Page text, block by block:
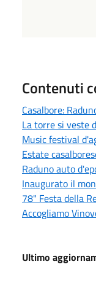
Contenuti
Casalbore:
La torre si veste
Music festival
Estate
Raduno auto
Inaugurato il
78" Festa della
Accogliamo
Ultimo